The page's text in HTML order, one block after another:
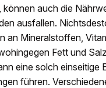
können auch die
ausfallen.
an Mineralstoffen,
Fett und
eine solch einseitige
führen.